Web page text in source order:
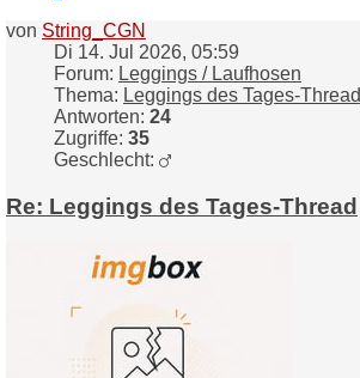
von String_CGN
Di 14. Jul 2026, 05:59
Forum: Leggings / Laufhosen
Thema: Leggings des Tages-Thread
Antworten: 24
Zugriffe: 35
Geschlecht:
Re: Leggings des Tages-Thread